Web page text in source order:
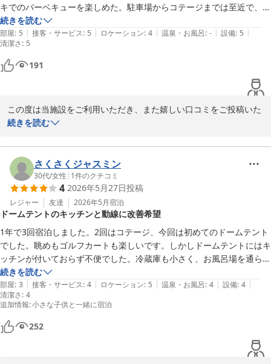
また、スタッフのサービスや心遣いにつきましても温かいお言葉を
頂戴し、心より御礼申し上げます。いただいたお言葉はスタッフに
とって大きな励みとなります。
施設内の移動にご利用いただくカートもお楽しみいただけたとのこ
と、大変嬉しく思っております。快適さだけでなく、ご滞在の思い
「またリピートしたい」とのお言葉を励みに、今後も皆様にご満足
改めまして、この度のご利用とご投稿に心より感謝申し上げます。
またお会いできます日をスタッフ一同、心よりお待ちしておりま
す。
ＧＬＡＭＰＩＮＧ ＫＡＳＨＩＭＡ ７５３
2026-06-25
キでのバーベキューを楽しめた。駐車場からコテージまでは至近で、ゴ
ルフカートを利用するまでもなかった。
スタッフの方々が大変に親切で、安心して宿泊できた。機会があればぜ
ひ再訪したい。
続きを読む
部屋: 5 | 接客・サービス: 5 | ロケーション: 4 | 温泉・お風呂: - | 設備: 5 |
清潔さ: 5
191
この度は当施設をご利用いただき、また嬉しい口コミをご投稿いた
だき誠にありがとうございます。
初めてのグランピングに当施設をお選びいただき、ご満足いただけ
たご様子をスタッフ一同大変嬉しく拝見いたしました。
コテージA棟の清潔さや設備についてご評価いただき、快適にお過
ごしいただけたとのこと、何よりでございます。ユニットバスを含
め、お客様に安心してお寛ぎいただける空間づくりを心掛けており
ますので、このようなお言葉を頂戴できましたことを大変光栄に思
っております。
また、デッキでのBBQもお楽しみいただけたとのこと、大切なご旅
行の思い出づくりのお手伝いができましたことを嬉しく思っており
ます。
スタッフの対応につきましても温かいお言葉をいただき、心より御
礼申し上げます。安心してご宿泊いただけたとのお声は、私どもに
続きを読む
さくさくジャスミン
30代/女性 | 1件のクチコミ
4 2026年5月27日投稿
レジャー 友達 2026年5月宿泊
ドームテントのキッチンと動線に改善希望
1年で3回宿泊しました。2回はコテージ、今回は初めてのドームテント
でした。眺めもゴルフカートも楽しいです。しかしドームテントにはキ
ッチンが付いておらず不便でした。冷蔵庫も小さく、お風呂場を通らな
いとBBQスペースに行けません。ぜひ改善お願いします。
続きを読む
部屋: 3 | 接客・サービス: 4 | ロケーション: 5 | 温泉・お風呂: 4 | 設備: 4 |
清潔さ: 4
追加情報:小さな子供と一緒に宿泊
252